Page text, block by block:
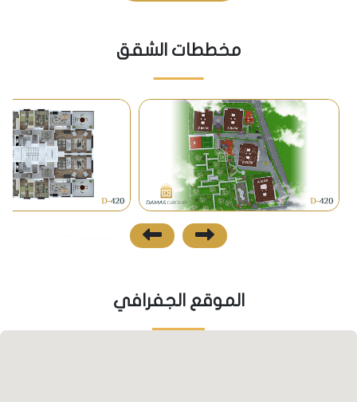
ومشفى البحر الأسود التخصصي.
• المميز في طرابزون هو وجود الخط الساحلي الذي يربط
معظم مناطق طرابزون فيما بينها والمشروع على مقربة
منه، وبالتالي سهولة الوصول إلى كافة مناطق طرابزون
عبره.
• يتوفر في المنطقة وسائل النقل العامة والخاصة التي
تصل المنطقة بكافة مناطق طرابزون.
• يالنجاك واحدة من أكثر مناطق طرابزون إقبالاً على من
مخططات الشقق
الموقع الجفرافي